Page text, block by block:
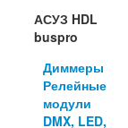
АСУЗ HDL
buspro
Диммеры
Релейные
модули
DMX, LED,